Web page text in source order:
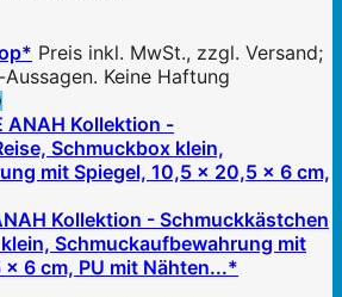
Preis inkl. MwSt., zzgl. Versand;
Keine Haftung
Kollektion - Schmuckkästchen
Schmuckaufbewahrung mit
6 cm, PU mit Nähten...*